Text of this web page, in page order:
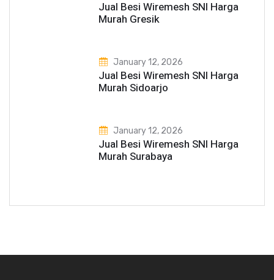
Jual Besi Wiremesh SNI Harga
Murah Gresik
January 12, 2026
Jual Besi Wiremesh SNI Harga
Murah Sidoarjo
January 12, 2026
Jual Besi Wiremesh SNI Harga
Murah Surabaya